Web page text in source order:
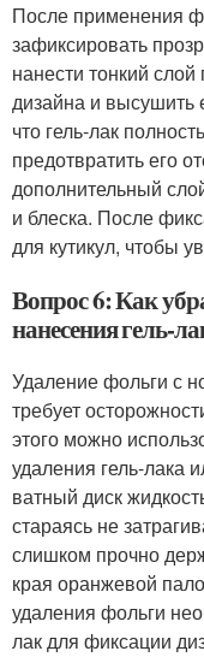
После применения
зафиксировать
нанести тонкий
дизайна и высушить
что гель-лак
предотвратить его
дополнительный
и блеска. После
для кутикул, чтобы
Вопрос 6: Как
нанесения гель-
Удаление фольги с
требует
этого можно
удаления гель-лака
ватный диск
стараясь не
слишком прочно
края оранжевой
удаления фольги
лак для фиксации